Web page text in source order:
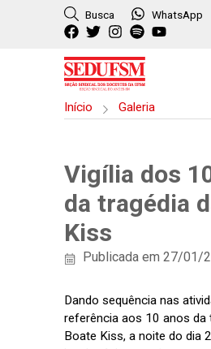
Busca WhatsApp
Início Galeria
Vigília dos
da tragédia
Kiss
Publicada em 27/01/
Dando sequência nas
referência aos 10 anos da
Boate Kiss, a noite do dia